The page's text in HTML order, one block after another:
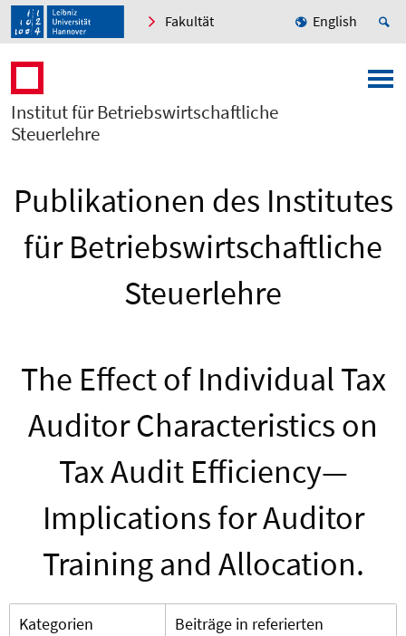
Fakultät English
Institut für Betriebswirtschaftliche
Steuerlehre
Publikationen des Institutes
für Betriebswirtschaftliche
Steuerlehre
The Effect of Individual Tax
Auditor Characteristics on
Tax Audit Efficiency—
Implications for Auditor
Training and Allocation.
Kategorien
Beiträge in referierten